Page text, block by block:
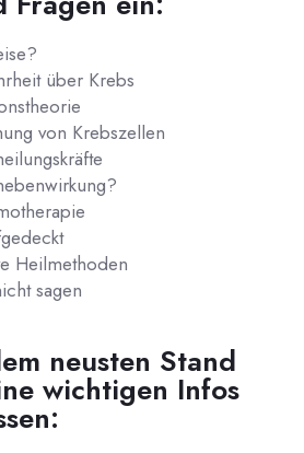
über Krebs
von Krebszellen
Heilmethoden
sagen
neusten Stand
wichtigen Infos